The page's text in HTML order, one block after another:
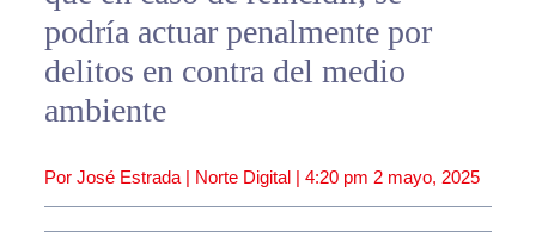
podría actuar penalmente por
delitos en contra del medio
ambiente
Por José Estrada | Norte Digital | 4:20 pm 2 mayo, 2025